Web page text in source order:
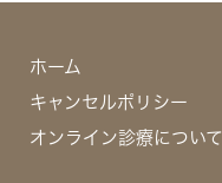
ホーム
キャンセルポリシー
オンライン診療について